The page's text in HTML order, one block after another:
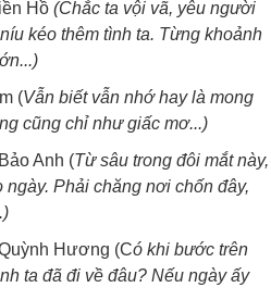
Hồ (Chắc ta vội vã, yêu người
kéo thêm tình ta. Từng khoảnh
(Vẫn biết vẫn nhớ hay là mong
cũng chỉ như giấc mơ...)
Anh (Từ sâu trong đôi mắt này,
Phải chăng nơi chốn đây,
Hương (Có khi bước trên
ta đã đi về đâu? Nếu ngày ấy